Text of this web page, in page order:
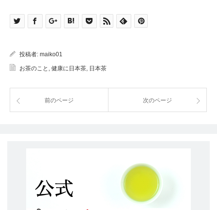
投稿者: maiko01
お茶のこと , 健康に日本茶, 日本茶
前のページ 次のページ